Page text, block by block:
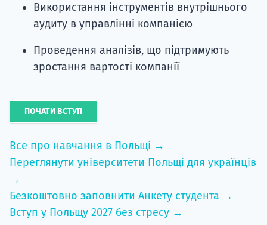
Використання інструментів внутрішнього
аудиту в управлінні компанією
Проведення аналізів, що підтримують
зростання вартості компанії
ПОЧАТИ ВСТУП
Все про навчання в Польщі →
Переглянути університети Польщі для українців
→
Безкоштовно заповнити Анкету студента →
Вступ у Польщу 2027 без стресу →